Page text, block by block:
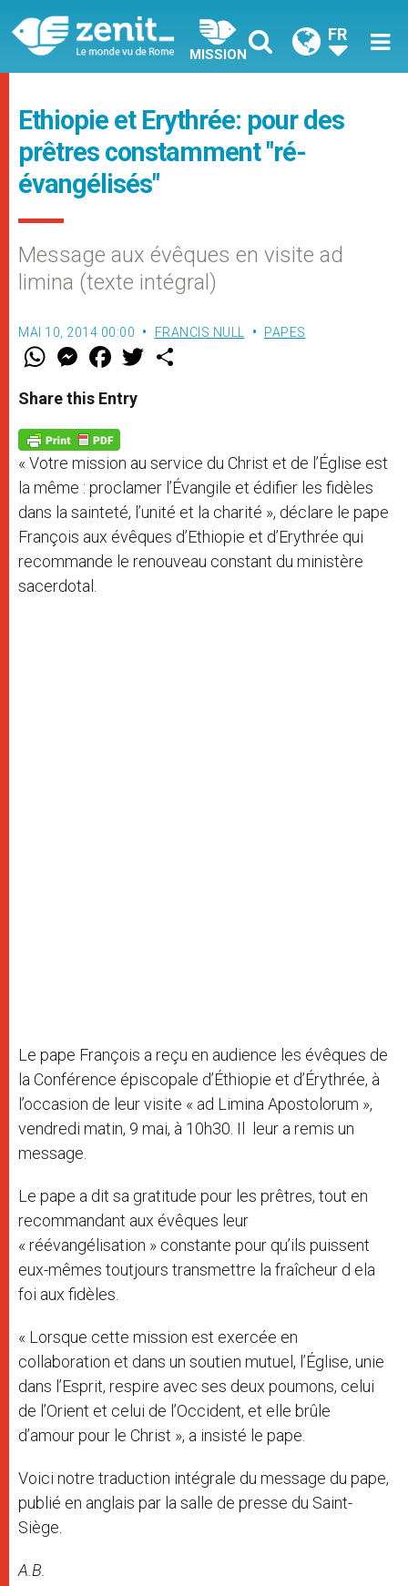
MISSION
FR
Ethiopie et Erythrée: pour des
prêtres constamment "ré-
évangélisés"
Message aux évêques en visite ad
limina (texte intégral)
MAI 10, 2014 00:00 FRANCIS NULL PAPES
W
t
s
p
p
M
e
s
e
g
e
r
F
a
e
b
o
k
w
Share this Entry
« Votre mission au service du Christ et de l’Église est
la même : proclamer l’Évangile et édifier les fidèles
dans la sainteté, l’unité et la charité », déclare le pape
François aux évêques d’Ethiopie et d’Erythrée qui
recommande le renouveau constant du ministère
sacerdotal.
Le pape François a reçu en audience les évêques de
la Conférence épiscopale d’Éthiopie et d’Érythrée, à
l’occasion de leur visite « ad Limina Apostolorum »,
vendredi matin, 9 mai, à 10h30. Il leur a remis un
message.
Le pape a dit sa gratitude pour les prêtres, tout en
recommandant aux évêques leur
« réévangélisation » constante pour qu’ils puissent
eux-mêmes toutjours transmettre la fraîcheur d ela
foi aux fidèles.
« Lorsque cette mission est exercée en
collaboration et dans un soutien mutuel, l’Église, unie
dans l’Esprit, respire avec ses deux poumons, celui
de l’Orient et celui de l’Occident, et elle brûle
d’amour pour le Christ », a insisté le pape.
Voici notre traduction intégrale du message du pape,
publié en anglais par la salle de presse du Saint-
Siège.
A.B.